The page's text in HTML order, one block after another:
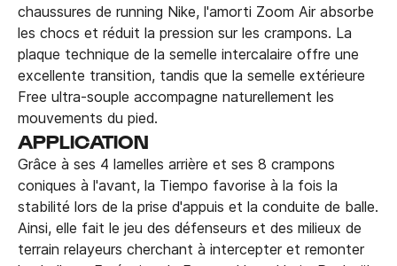
chaussures de running Nike, l'amorti Zoom Air absorbe
les chocs et réduit la pression sur les crampons. La
plaque technique de la semelle intercalaire offre une
excellente transition, tandis que la semelle extérieure
Free ultra-souple accompagne naturellement les
mouvements du pied.
APPLICATION
Grâce à ses 4 lamelles arrière et ses 8 crampons
coniques à l'avant, la Tiempo favorise à la fois la
stabilité lors de la prise d'appuis et la conduite de balle.
Ainsi, elle fait le jeu des défenseurs et des milieux de
terrain relayeurs cherchant à intercepter et remonter